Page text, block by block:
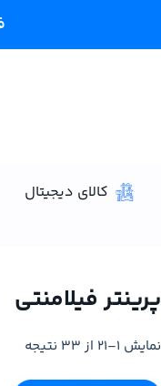
کالای دیجیتال
پرینتر فیلامنتی
نمایش 1–21 از 33 نتیجه